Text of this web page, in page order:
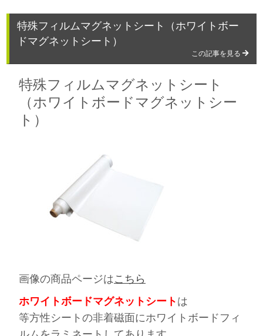
特殊フィルムマグネットシート（ホワイトボー
ドマグネットシート）
この記事を見る
特殊フィルムマグネットシート
（ホワイトボードマグネットシー
ト）
画像の商品ページはこちら
ホワイトボードマグネットシート は
等方性シートの非着磁面にホワイトボードフィ